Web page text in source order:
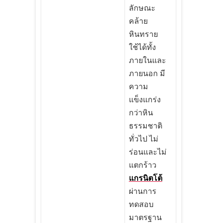
ลักษณะ
คล้าย
หินทราย
ใช้ได้ทั้ง
ภายในและ
ภายนอก มี
ความ
แข็งแกร่ง
กว่าหิน
ธรรมชาติ
ทั่วไป ไม่
ร่อนและไม่
แตกร้าว
แกรนิตโต้
ผ่านการ
ทดสอบ
มาตรฐาน